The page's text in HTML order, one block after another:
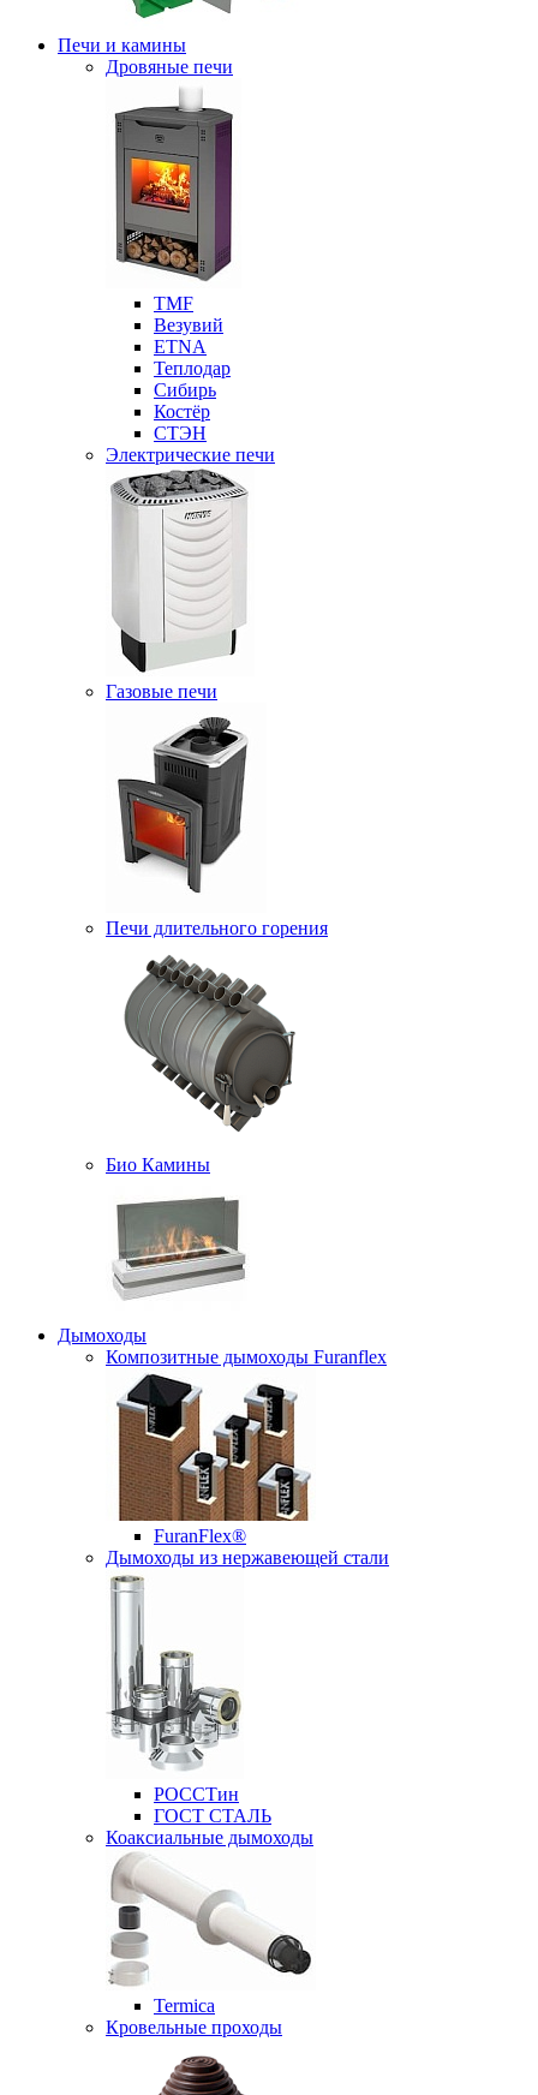
Печи и камины
Дровяные печи
ТМF
Везувий
ETNA
Теплодар
Сибирь
Костёр
СТЭН
Электрические печи
Газовые печи
Печи длительного горения
Био Камины
Дымоходы
Композитные дымоходы Furanflex
FuranFlex®
Дымоходы из нержавеющей стали
РОССТин
ГОСТ СТАЛЬ
Коаксиальные дымоходы
Termica
Кровельные проходы